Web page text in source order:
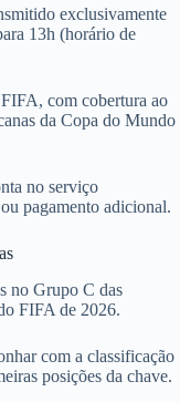
exclusivamente
13h (horário de
com cobertura ao
da Copa do Mundo
no serviço
pagamento adicional.
no Grupo C das
FIFA de 2026.
com a classificação
posições da chave.